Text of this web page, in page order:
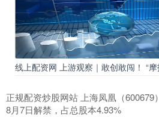
线上配资网 上游观察｜敢创敢闯！ “摩
正规配资炒股网站 上海凤凰（600679
8月7日解禁，占总股本4.93%